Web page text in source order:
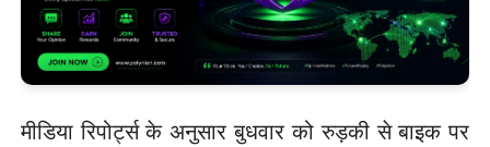
मीडिया रिपोर्ट्स के अनुसार बुधवार को रुड़की से बाइक पर